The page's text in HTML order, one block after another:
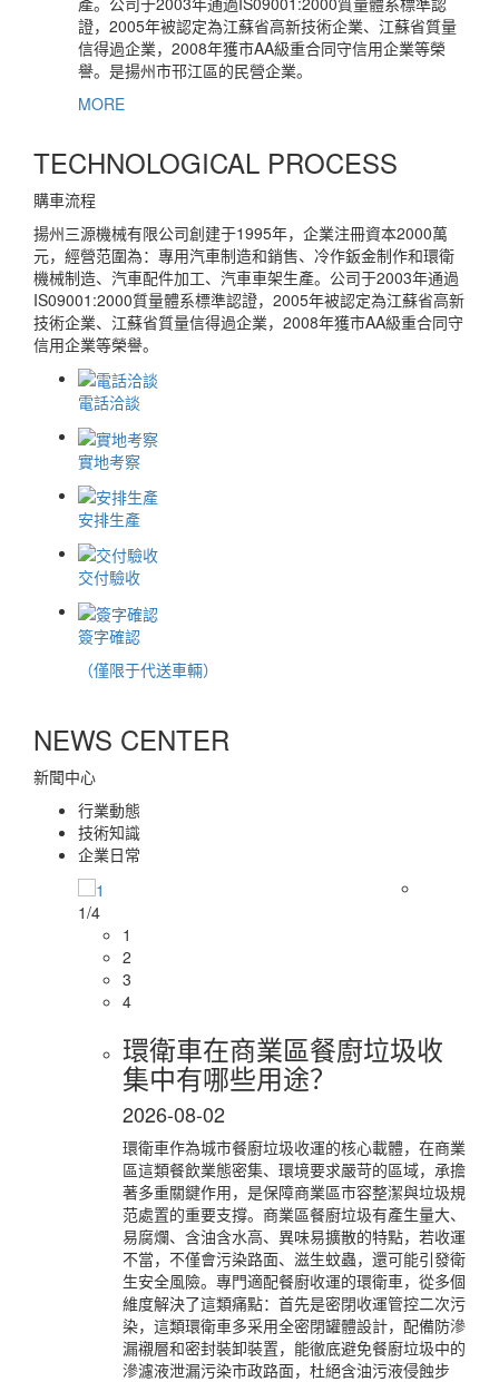
證，2005年被認定為江蘇省高新技術企業、江蘇省質量
信得過企業，2008年獲市AA級重合同守信用企業等榮
譽。是揚州市邗江區的民營企業。
MORE
TECHNOLOGICAL PROCESS
購車流程
揚州三源機械有限公司創建于1995年，企業注冊資本2000萬
元，經營范圍為：專用汽車制造和銷售、冷作鈑金制作和環衛
機械制造、汽車配件加工、汽車車架生產。公司于2003年通過
IS09001:2000質量體系標準認證，2005年被認定為江蘇省高新
技術企業、江蘇省質量信得過企業，2008年獲市AA級重合同守
信用企業等榮譽。
電話洽談
實地考察
安排生產
交付驗收
簽字確認
（僅限于代送車輛）
NEWS CENTER
新聞中心
行業動態
技術知識
企業日常
1/4
1
2
3
4
環衛車在商業區餐廚垃圾收
集中有哪些用途？
2026-08-02
環衛車作為城市餐廚垃圾收運的核心載體，在商業
區這類餐飲業態密集、環境要求嚴苛的區域，承擔
著多重關鍵作用，是保障商業區市容整潔與垃圾規
范處置的重要支撐。商業區餐廚垃圾有產生量大、
易腐爛、含油含水高、異味易擴散的特點，若收運
不當，不僅會污染路面、滋生蚊蟲，還可能引發衛
生安全風險。專門適配餐廚收運的環衛車，從多個
維度解決了這類痛點：首先是密閉收運管控二次污
染，這類環衛車多采用全密閉罐體設計，配備防滲
漏襯層和密封裝卸裝置，能徹底避免餐廚垃圾中的
滲濾液泄漏污染市政路面，杜絕含油污液侵蝕步